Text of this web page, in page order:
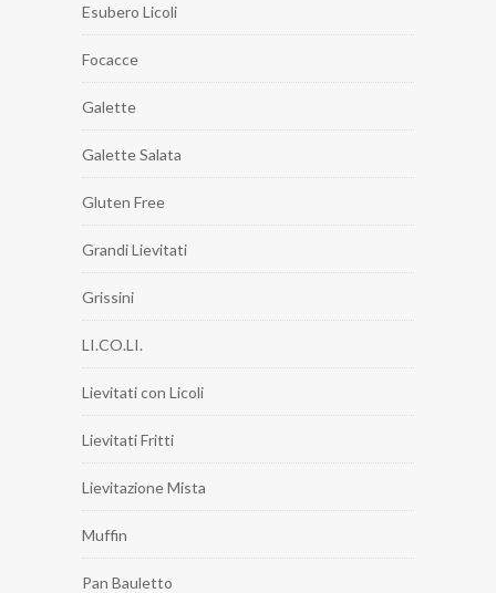
Esubero Licoli
Focacce
Galette
Galette Salata
Gluten Free
Grandi Lievitati
Grissini
LI.CO.LI.
Lievitati con Licoli
Lievitati Fritti
Lievitazione Mista
Muffin
Pan Bauletto